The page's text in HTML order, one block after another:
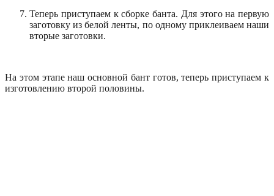
Теперь приступаем к сборке банта. Для этого на первую
заготовку из белой ленты, по одному приклеиваем наши
вторые заготовки.
На этом этапе наш основной бант готов, теперь приступаем к
изготовлению второй половины.